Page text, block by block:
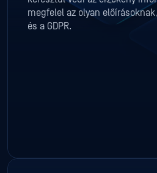
megfelel az olyan előírásoknak,
és a GDPR.